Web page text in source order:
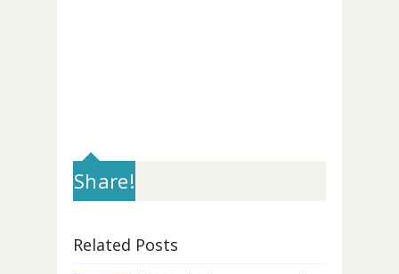
Share!
Related Posts